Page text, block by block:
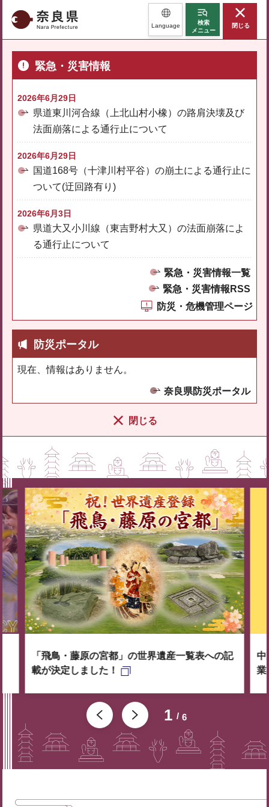
奈良県 Language
検索
メニュー
閉じる
緊急・災害情報
2026年6月29日
県道東川河合線（上北山村小橡）の路肩決壊及び
法面崩落による通行止について
2026年6月29日
国道168号（十津川村平谷）の崩土による通行止に
ついて(迂回路有り)
2026年6月3日
県道大又小川線（東吉野村大又）の法面崩落によ
る通行止について
緊急・災害情報一覧
緊急・災害情報RSS
防災・危機管理ページ
防災ポータル
現在、情報はありません。
奈良県防災ポータル
閉じる
1 6
「飛鳥・藤原の宮都」の世界遺産一覧表への記
載が決定しました！
中
業